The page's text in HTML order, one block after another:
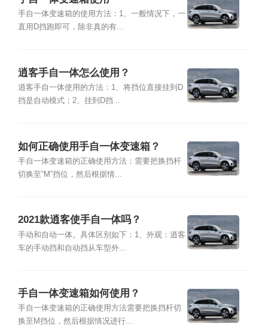
手自一体变速箱的使用方法：1、一般情况下，一
直用D挡跑即可，除非真的有...
逍客手自一体怎么使用？
逍客手自一体使用的方法：1、将挡位直接挂到D
挡是自动模式；2、挂到D挡...
如何正确使用手自一体变速箱？
手自一体变速箱的正确使用方法：需要把换挡杆
切换至“M”挡位，然后根据情...
2021款逍客使手自一体吗？
手动和自动一体。具体区别如下：1、外观：逍客
车的手动挡和自动挡从车型外...
手自一体变速箱如何使用？
手自一体变速箱的正确使用方法需要把换挡杆切
换至M挡位，然后根据情况进行...